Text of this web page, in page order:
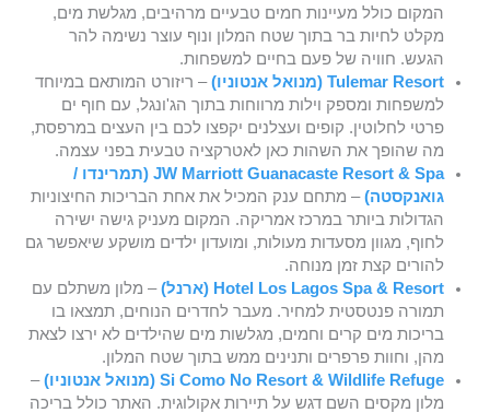
המקום כולל מעיינות חמים טבעיים מרהיבים, מגלשת מים,
מקלט לחיות בר בתוך שטח המלון ונוף עוצר נשימה להר
הגעש. חוויה של פעם בחיים למשפחות.
Tulemar Resort (מנואל אנטוניו)
– ריזורט המותאם במיוחד
למשפחות ומספק וילות מרווחות בתוך הג'ונגל, עם חוף ים
פרטי לחלוטין. קופים ועצלנים יקפצו לכם בין העצים במרפסת,
מה שהופך את השהות כאן לאטרקציה טבעית בפני עצמה.
JW Marriott Guanacaste Resort & Spa (תמרינדו /
גואנקסטה)– מתחם ענק המכיל את אחת הבריכות החיצוניות
הגדולות ביותר במרכז אמריקה. המקום מעניק גישה ישירה
לחוף, מגוון מסעדות מעולות, ומועדון ילדים מושקע שיאפשר גם
להורים קצת זמן מנוחה.
Hotel Los Lagos Spa & Resort (ארנל)
– מלון משתלם עם
תמורה פנטסטית למחיר. מעבר לחדרים הנוחים, תמצאו בו
בריכות מים קרים וחמים, מגלשות מים שהילדים לא ירצו לצאת
מהן, וחוות פרפרים ותנינים ממש בתוך שטח המלון.
Si Como No Resort & Wildlife Refuge (מנואל אנטוניו)
–
מלון מקסים השם דגש על תיירות אקולוגית. האתר כולל בריכה